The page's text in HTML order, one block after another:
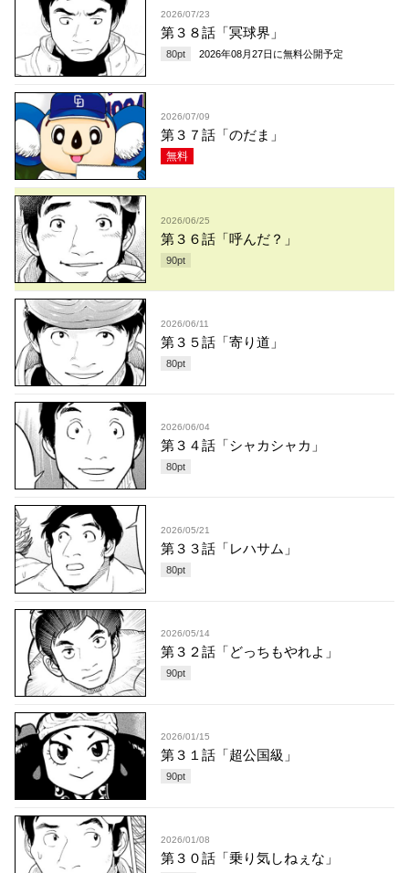
2026/07/23
第３８話「冥球界」
80pt 2026年08月27日 に無料公開予定
2026/07/09
第３７話「のだま」
無料
2026/06/25
第３６話「呼んだ？」
90pt
2026/06/11
第３５話「寄り道」
80pt
2026/06/04
第３４話「シャカシャカ」
80pt
2026/05/21
第３３話「レハサム」
80pt
2026/05/14
第３２話「どっちもやれよ」
90pt
2026/01/15
第３１話「超公国級」
90pt
2026/01/08
第３０話「乗り気しねぇな」